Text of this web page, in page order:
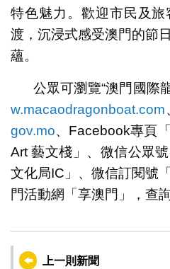
特色魅力。歡迎市民及
渡，沉浸式感受澳門的節
蘊。
公眾可瀏覽“澳門國際
w.macaodragonboat.com
gov.mo、Facebook專頁
Art 藝文棧」、微信公眾
文化局IC」、微信訂閱號
門活動網「享澳門」，查
上一則新聞